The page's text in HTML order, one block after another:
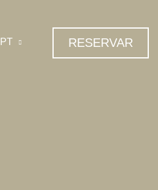
PT RESERVAR